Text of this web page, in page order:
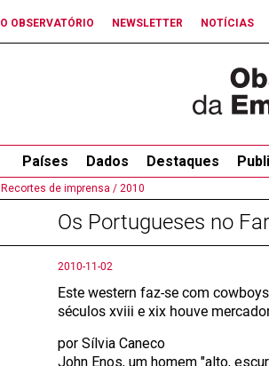
O OBSERVATÓRIO NEWSLETTER NOTÍCIAS
Países Dados Destaques
Recortes de imprensa / 2010
Os Portugueses no
2010-11-02
Este western faz-se com
séculos xviii e xix houve
por Sílvia Caneco
John Enos, um homem "alto,